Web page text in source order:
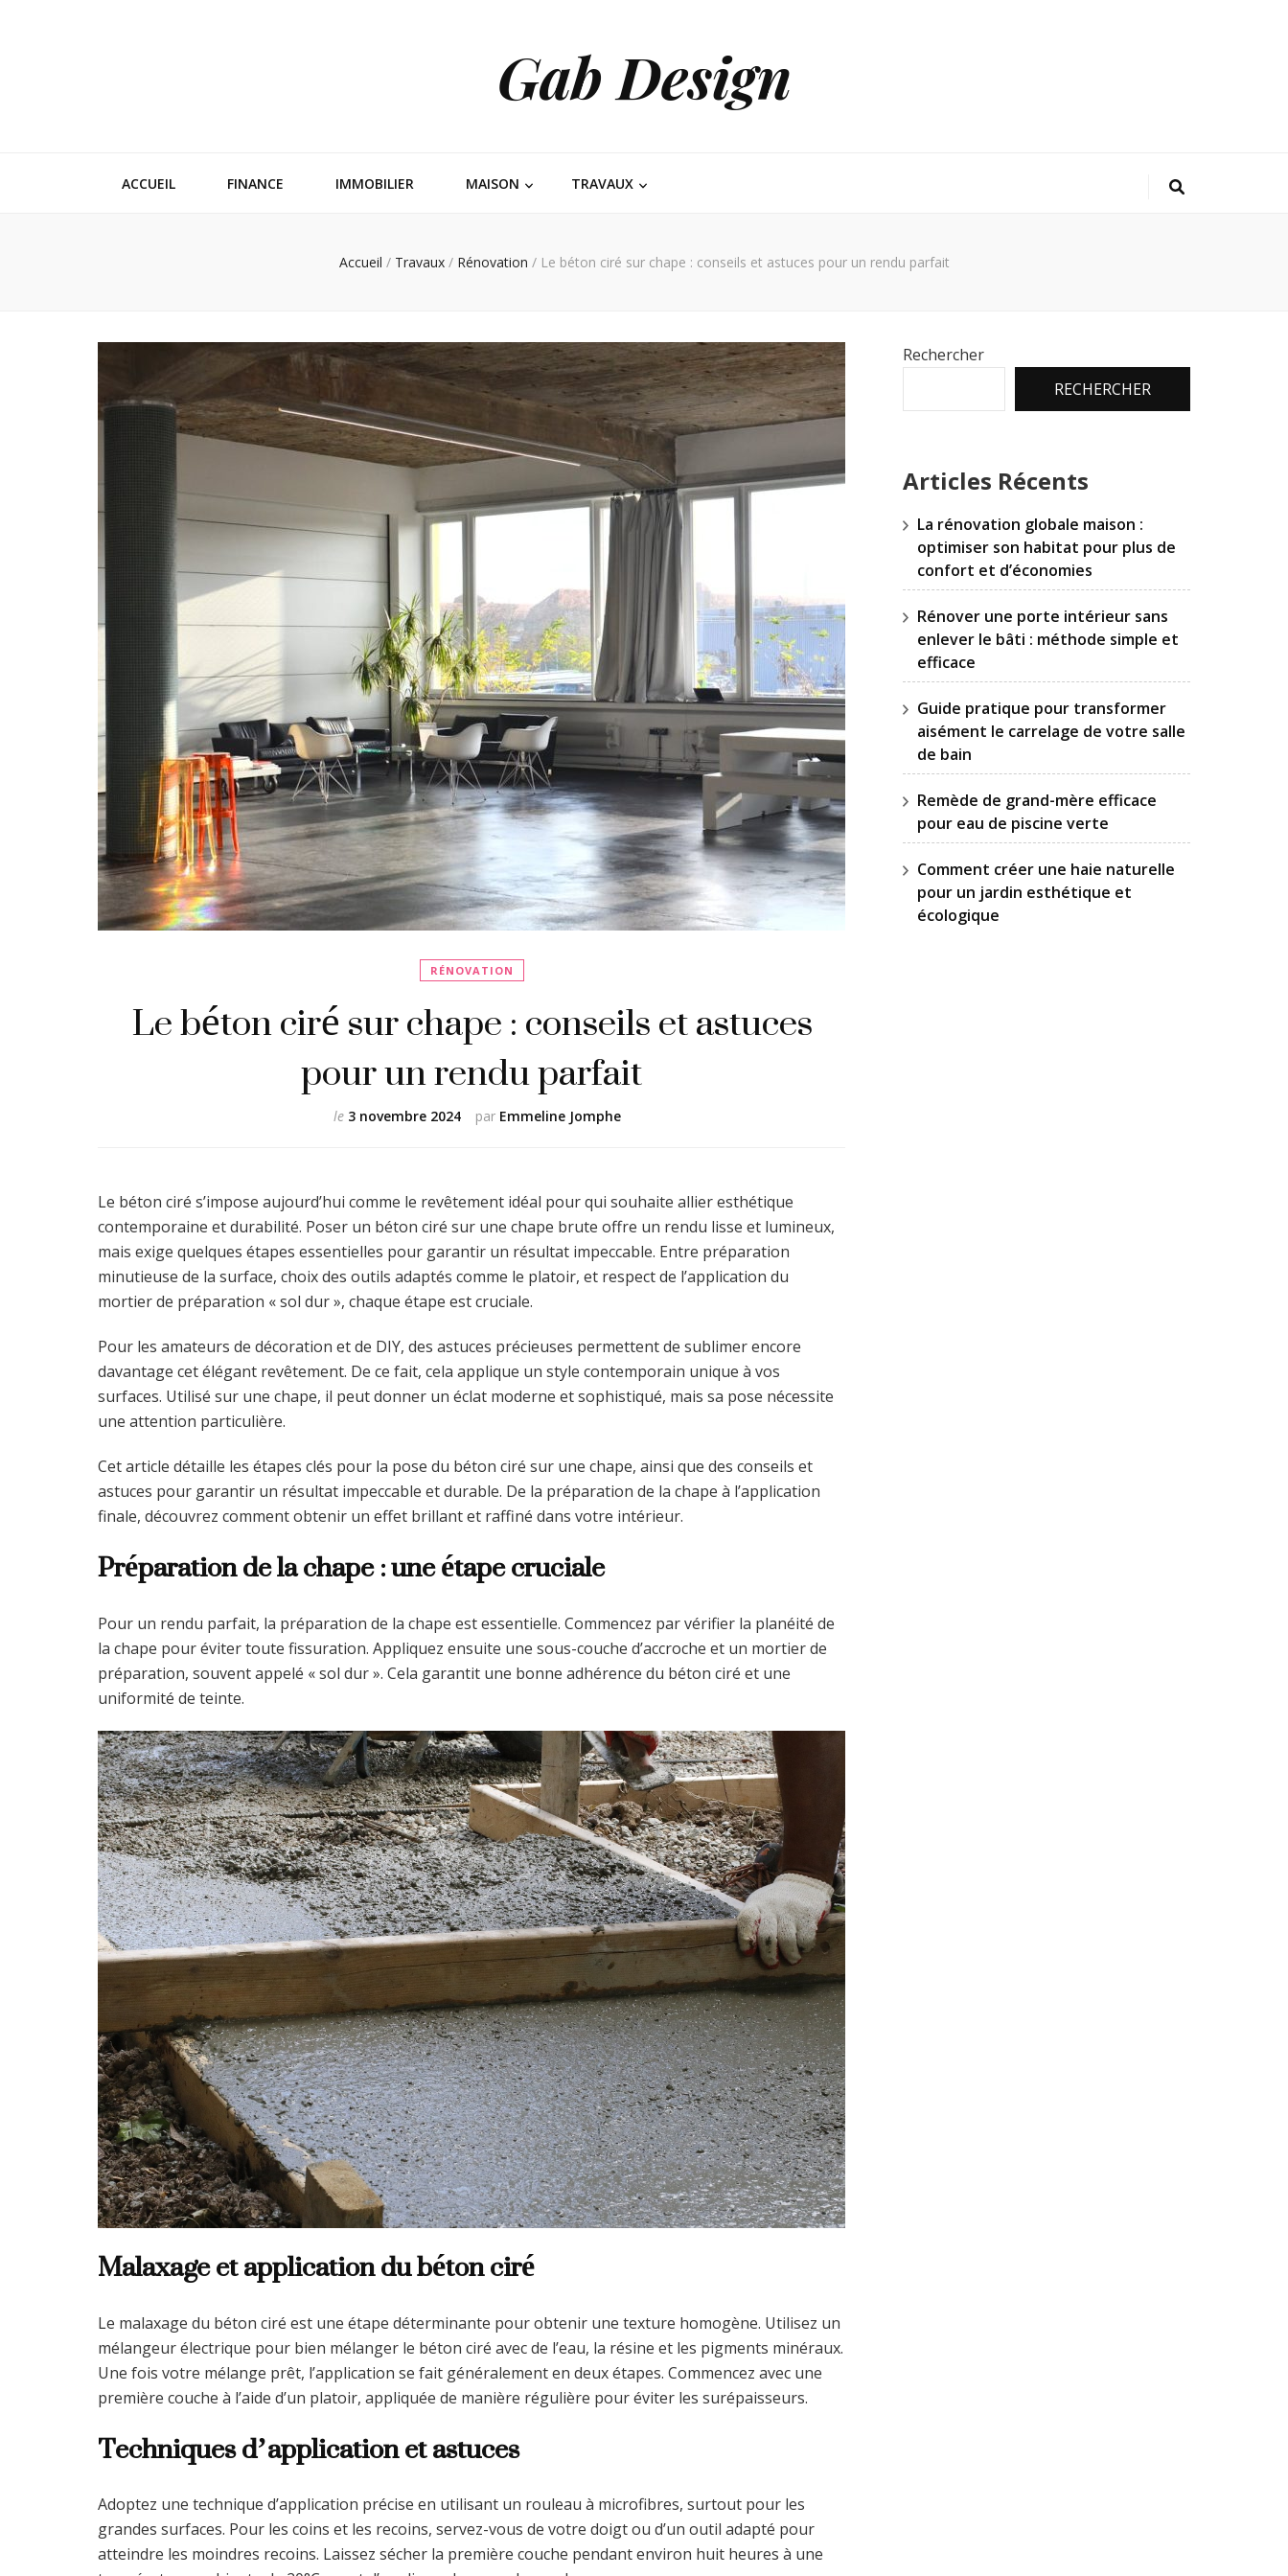
Gab Design
ACCUEIL FINANCE IMMOBILIER MAISON TRAVAUX
Accueil / Travaux / Rénovation / Le béton ciré sur chape : conseils et astuces pour un rendu parfait
RÉNOVATION
Le béton ciré sur chape : conseils et astuces
pour un rendu parfait
par Emmeline Jomphe
le 3 novembre 2024
Le béton ciré s’impose aujourd’hui comme le revêtement idéal pour qui souhaite allier esthétique
contemporaine et durabilité. Poser un béton ciré sur une chape brute offre un rendu lisse et lumineux,
mais exige quelques étapes essentielles pour garantir un résultat impeccable. Entre préparation
minutieuse de la surface, choix des outils adaptés comme le platoir, et respect de l’application du
mortier de préparation « sol dur », chaque étape est cruciale.
Pour les amateurs de décoration et de DIY, des astuces précieuses permettent de sublimer encore
davantage cet élégant revêtement. De ce fait, cela applique un style contemporain unique à vos
surfaces. Utilisé sur une chape, il peut donner un éclat moderne et sophistiqué, mais sa pose nécessite
une attention particulière.
Cet article détaille les étapes clés pour la pose du béton ciré sur une chape, ainsi que des conseils et
astuces pour garantir un résultat impeccable et durable. De la préparation de la chape à l’application
finale, découvrez comment obtenir un effet brillant et raffiné dans votre intérieur.
Préparation de la chape : une étape cruciale
Pour un rendu parfait, la préparation de la chape est essentielle. Commencez par vérifier la planéité de
la chape pour éviter toute fissuration. Appliquez ensuite une sous-couche d’accroche et un mortier de
préparation, souvent appelé « sol dur ». Cela garantit une bonne adhérence du béton ciré et une
uniformité de teinte.
Malaxage et application du béton ciré
Le malaxage du béton ciré est une étape déterminante pour obtenir une texture homogène. Utilisez un
mélangeur électrique pour bien mélanger le béton ciré avec de l’eau, la résine et les pigments minéraux.
Une fois votre mélange prêt, l’application se fait généralement en deux étapes. Commencez avec une
première couche à l’aide d’un platoir, appliquée de manière régulière pour éviter les surépaisseurs.
Techniques d’application et astuces
Adoptez une technique d’application précise en utilisant un rouleau à microfibres, surtout pour les
grandes surfaces. Pour les coins et les recoins, servez-vous de votre doigt ou d’un outil adapté pour
atteindre les moindres recoins. Laissez sécher la première couche pendant environ huit heures à une
Rechercher
RECHERCHER
Articles Récents
La rénovation globale maison :
optimiser son habitat pour plus de
confort et d’économies
Rénover une porte intérieur sans
enlever le bâti : méthode simple et
efficace
Guide pratique pour transformer
aisément le carrelage de votre salle
de bain
Remède de grand-mère efficace
pour eau de piscine verte
Comment créer une haie naturelle
pour un jardin esthétique et
écologique